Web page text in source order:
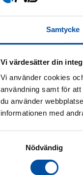
Samtycke
Vi värdesätter din
Vi använder cookies
användning samt för
du använder
informationen med
Nödvändig